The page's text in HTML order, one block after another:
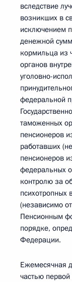
вследствие
возникших в
исключением
денежной
кормильца из
органов
уголовно-
федеральной
таможенных
пенсионеров
работавших
пенсионеров
федеральных
контролю за
психотропных
(независимо
Пенсионным
порядке,
Федерации.
Ежемесячная
частью первой